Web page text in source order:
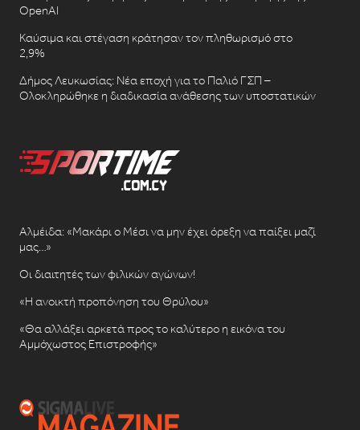
OpenAI
Καύσιμα και στέγαση κράτησαν τον πληθωρισμό στο
2,9%
Δήμος Λευκωσίας: Νέα εποχή για το Παλιό ΓΣΠ –
Ολοκληρώθηκε η διαδικασία ανάθεσης των υποστατικών
Αλμέιδα: «Μακάρι ο Μέσι να μην έχει όρεξη να παίξει μαζί
μας…»
Οι διαιτητές των φιλικών αγώνων!
«Η ανοικτή προπόνηση του Θρύλου»
«Θα αλλάξει αρκετά προς το καλύτερο η εικόνα του
Αμμόχωστος Επιστροφής»